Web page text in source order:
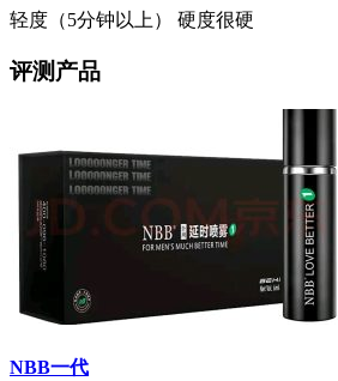
轻度（5分钟以上） 硬度很硬
评测产品
NBB一代